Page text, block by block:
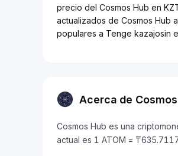
precio del Cosmos Hub en
actualizados de Cosmos Hub
populares a Tenge kazajosin
Acerca de
Cosmos Hub es una
actual es 1 ATOM =